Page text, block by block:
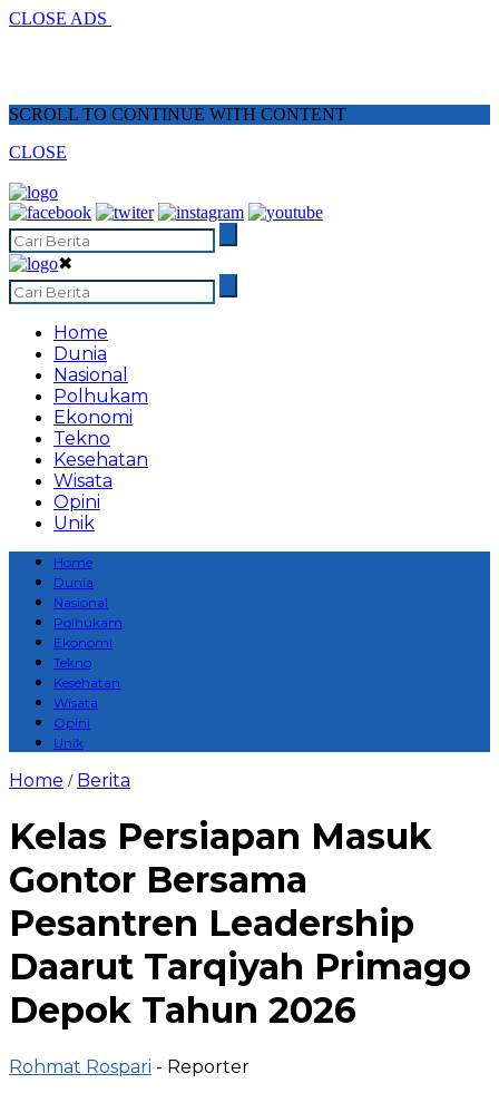
CLOSE ADS
SCROLL TO CONTINUE WITH CONTENT
CLOSE
✖
Home
Dunia
Nasional
Polhukam
Ekonomi
Tekno
Kesehatan
Wisata
Opini
Unik
Home
Dunia
Nasional
Polhukam
Ekonomi
Tekno
Kesehatan
Wisata
Opini
Unik
Home / Berita
Kelas Persiapan Masuk
Gontor Bersama
Pesantren Leadership
Daarut Tarqiyah Primago
Depok Tahun 2026
Rohmat Rospari - Reporter